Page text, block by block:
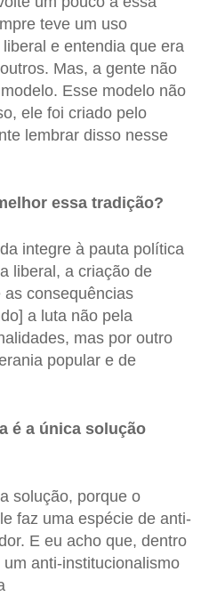
teve um uso
e entendia que era
Mas, a gente não
Esse modelo não
ele foi criado pelo
lembrar disso nesse
essa tradição?
integre à pauta política
liberal, a criação de
consequências
a luta não pela
mas por outro
popular e de
é a única solução
solução, porque o
faz uma espécie de anti-
E eu acho que, dentro
anti-institucionalismo